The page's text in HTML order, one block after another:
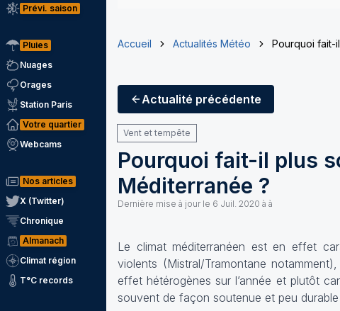
Prévi. saison
Pluies
Nuages
Orages
Station Paris
Votre quartier
Webcams
Nos articles
X (Twitter)
Chronique
Almanach
Climat région
T°C records
Accueil Actualités Météo Pourquoi fait-
Actualité précédente
Vent et tempête
Pourquoi fait-il plus
Méditerranée ?
Dernière mise à jour le 6 Juil. 2020 à à
Le climat méditerranéen est en effet
violents (Mistral/Tramontane
effet hétérogènes sur l’année et plutôt
souvent de façon soutenue et peu